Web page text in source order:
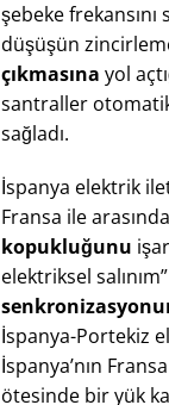
şebeke
düşüşün
çıkmasına yol
santraller
sağladı.
İspanya elektrik
Fransa ile
kopukluğunu
elektriksel
İspanya-Portekiz
İspanya’nın
ötesinde bir yük